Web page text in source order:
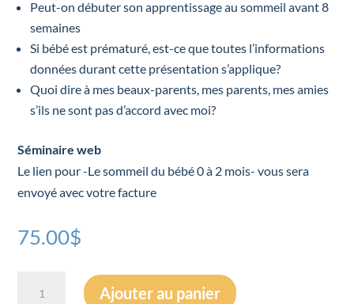
Peut-on débuter son apprentissage au sommeil avant 8
semaines
Si bébé est prématuré, est-ce que toutes l’informations
données durant cette présentation s’applique?
Quoi dire à mes beaux-parents, mes parents, mes amies
s’ils ne sont pas d’accord avec moi?
Séminaire web
Le lien pour -Le sommeil du bébé 0 à 2 mois- vous sera
envoyé avec votre facture
75.00$
Ajouter au panier